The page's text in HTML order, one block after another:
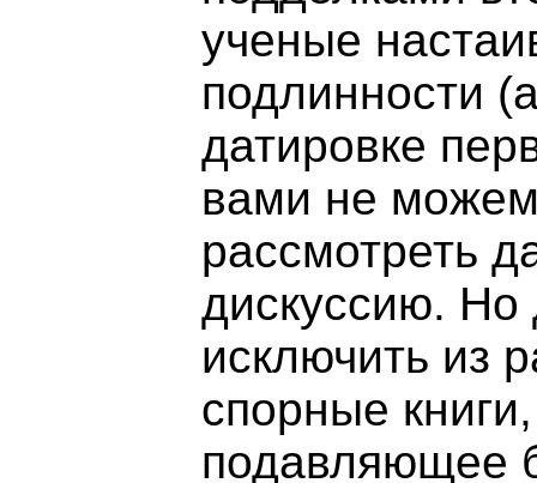
ученые
подлинности
датировке
вами не
рассмотреть
дискуссию. Но
исключить из
спорные
подавляющее